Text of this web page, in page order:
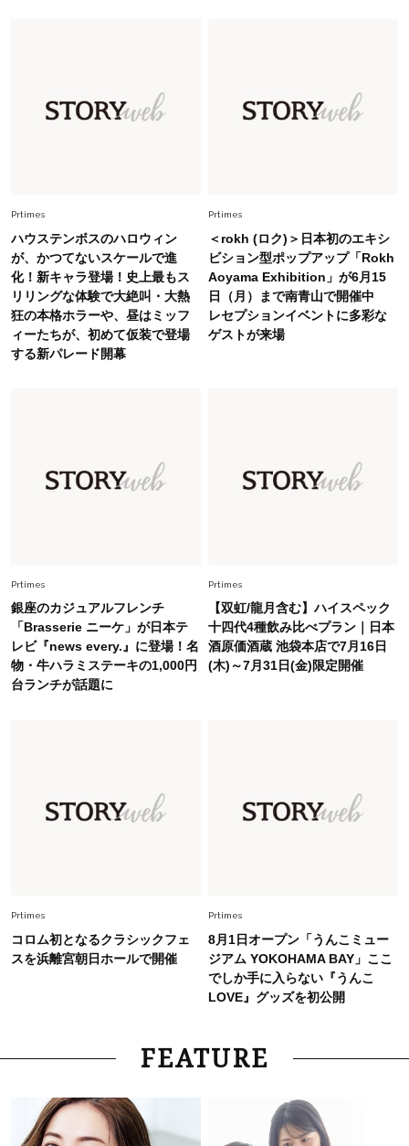
上野千鶴子先生が問い直す“理想の老後”の呪縛
【ジェンダー連載23】
Fashion 2026.6.12
中村ゆりさん「40代になり、やっと“仕事以外の
幸福感”に目が向いた」ライフスタイルも、服も
Fashion
40代の夏通勤はこれ１着！「きちんと感」も
「オシャレ」も整うトレンドトップス〈4選〉
で即涼しげ＆上品見え〈3選〉
Fashion 2026.8.5
オシャレ40代の【ワンピ＆オールインワン】最
Prtimes
ハウステンボスのハロウィン
が、かつてないスケールで進
化！新キャラ登場！史上最もス
リリングな体験で大絶叫・大熱
狂の本格ホラーや、昼はミッフ
ィーたちが、初めて仮装で登場
する新パレード開幕
Prtimes
＜rokh (ロク)＞日本初のエキシ
ビション型ポップアップ「Rokh
Aoyama Exhibition」が6月15
日（月）まで南青山で開催中
レセプションイベントに多彩な
ゲストが来場
Prtimes
銀座のカジュアルフレンチ
「Brasserie ニーケ」が日本テ
レビ『news every.』に登場！名
物・牛ハラミステーキの1,000円
台ランチが話題に
Prtimes
【双虹/龍月含む】ハイスペック
十四代4種飲み比べプラン｜日本
酒原価酒蔵 池袋本店で7月16日
(木)～7月31日(金)限定開催
Prtimes
コロム初となるクラシックフェ
スを浜離宮朝日ホールで開催
Prtimes
8月1日オープン「うんこミュー
ジアム YOKOHAMA BAY」ここ
でしか手に入らない『うんこ
LOVE』グッズを初公開
FEATURE